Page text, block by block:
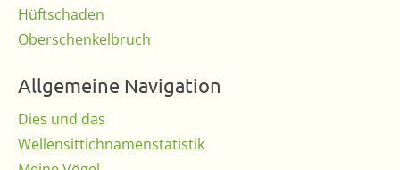
Hüftschaden
Oberschenkelbruch
Allgemeine Navigation
Dies und das
Wellensittichnamenstatistik